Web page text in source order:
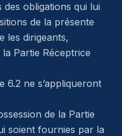
des obligations qui lui
de la présente
les dirigeants,
Partie Réceptrice
6.2 ne s’appliqueront
de la Partie
soient fournies par la